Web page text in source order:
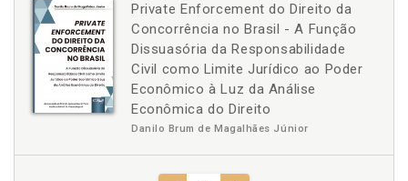
Private Enforcement do Direito da
Concorrência no Brasil - A Função
Dissuasória da Responsabilidade
Civil como Limite Jurídico ao Poder
Econômico à Luz da Análise
Econômica do Direito
Danilo Brum de Magalhães Júnior